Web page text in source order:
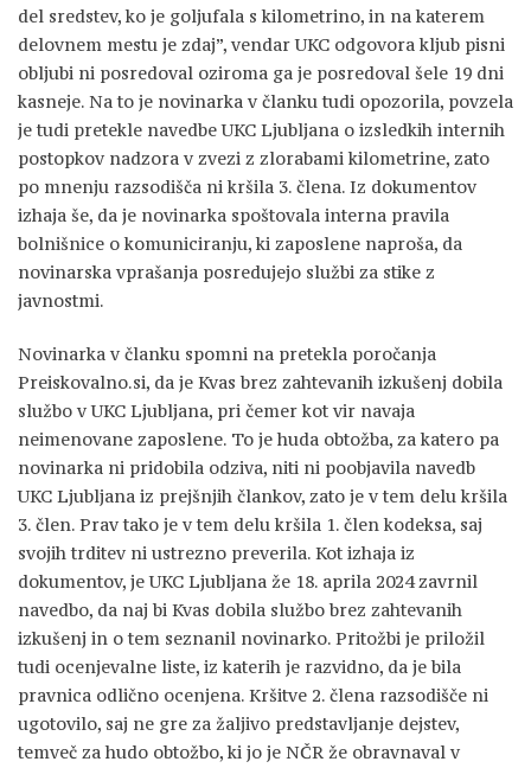
del sredstev, ko je goljufala s kilometrino, in na katerem
delovnem mestu je zdaj”, vendar UKC odgovora kljub pisni
obljubi ni posredoval oziroma ga je posredoval šele 19 dni
kasneje. Na to je novinarka v članku tudi opozorila, povzela
je tudi pretekle navedbe UKC Ljubljana o izsledkih internih
postopkov nadzora v zvezi z zlorabami kilometrine, zato
po mnenju razsodišča ni kršila 3. člena. Iz dokumentov
izhaja še, da je novinarka spoštovala interna pravila
bolnišnice o komuniciranju, ki zaposlene naproša, da
novinarska vprašanja posredujejo službi za stike z
javnostmi.
Novinarka v članku spomni na pretekla poročanja
Preiskovalno.si, da je Kvas brez zahtevanih izkušenj dobila
službo v UKC Ljubljana, pri čemer kot vir navaja
neimenovane zaposlene. To je huda obtožba, za katero pa
novinarka ni pridobila odziva, niti ni poobjavila navedb
UKC Ljubljana iz prejšnjih člankov, zato je v tem delu kršila
3. člen. Prav tako je v tem delu kršila 1. člen kodeksa, saj
svojih trditev ni ustrezno preverila. Kot izhaja iz
dokumentov, je UKC Ljubljana že 18. aprila 2024 zavrnil
navedbo, da naj bi Kvas dobila službo brez zahtevanih
izkušenj in o tem seznanil novinarko. Pritožbi je priložil
tudi ocenjevalne liste, iz katerih je razvidno, da je bila
pravnica odlično ocenjena. Kršitve 2. člena razsodišče ni
ugotovilo, saj ne gre za žaljivo predstavljanje dejstev,
temveč za hudo obtožbo, ki jo je NČR že obravnaval v